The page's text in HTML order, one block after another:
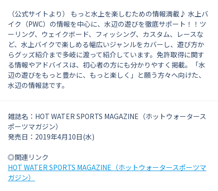
（公式サイトより） もっと水上を楽しむための情報満載♪ 水上バ
イク（PWC）の情報を中心に、水辺の遊びを徹底サポート！！ツ
ーリング、ウェイクボード、フィッシング、カスタム、レースな
ど、水上バイクで楽しめる幅広いジャンルをカバーし、遊び方か
らグッズ紹介まで多岐に渡って紹介しています。免許取得に関す
る情報やアドバイスは、初心者の方にも分かりやすく掲載。「水
辺の遊びをもっと豊かに、もっと楽しく」と願う方々へ向けた、
水辺の情報誌です。
雑誌名：HOT WATER SPORTS MAGAZINE（ホットウォータース
ポーツマガジン）
発売日：2019年4月10日(水)
◎関連リンク
HOT WATER SPORTS MAGAZINE（ホットウォータースポーツマ
ガジン）